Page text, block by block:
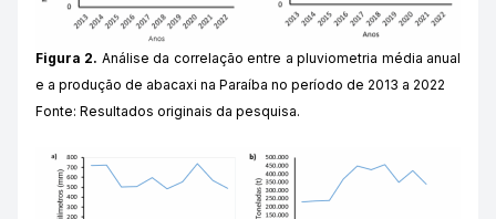
Figura 2. Análise da correlação entre a pluviometria média anual
e a produção de abacaxi na Paraíba no período de 2013 a 2022
Fonte: Resultados originais da pesquisa.